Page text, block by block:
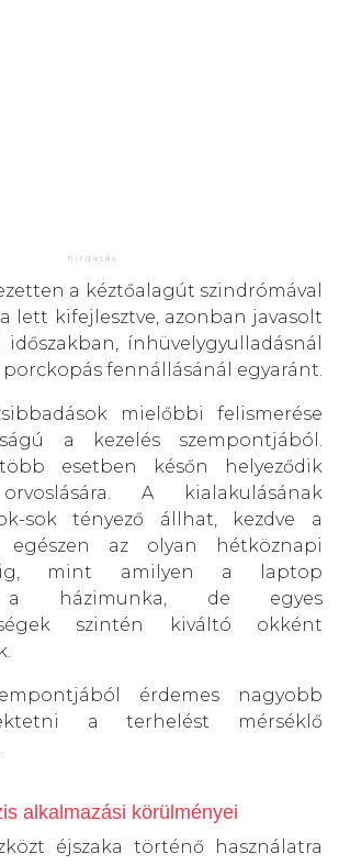
a kéztőalagút szindrómával
lett kifejlesztve, azonban javasolt
ínhüvelygyulladásnál
fennállásánál egyaránt.
mielőbbi felismerése
a kezelés szempontjából.
esetben későn helyeződik
A kialakulásának
sok tényező állhat, kezdve a
egészen az olyan hétköznapi
mint amilyen a laptop
a házimunka, de egyes
szintén kiváltó okként
érdemes nagyobb
a terhelést mérséklő
alkalmazási körülményei
éjszaka történő használatra